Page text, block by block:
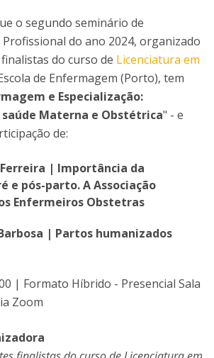
o segundo seminário de
do ano 2024, organizado
do curso de Licenciatura em
de Enfermagem (Porto), tem
e Especialização:
Materna e Obstétrica" - e
de:
Ferreira | Importância da
e pós-parto. A Associação
Enfermeiros Obstetras
| Partos humanizados
| Formato Híbrido - Presencial Sala
Zoom